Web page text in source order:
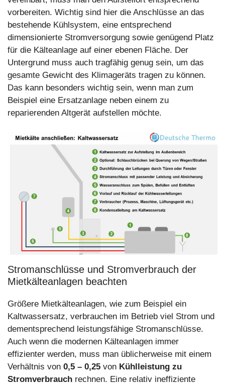
vorbereiten. Wichtig sind hier die Anschlüsse an das
bestehende Kühlsystem, eine entsprechend
dimensionierte Stromversorgung sowie genügend Platz
für die Kälteanlage auf einer ebenen Fläche. Der
Untergrund muss auch tragfähig genug sein, um das
gesamte Gewicht des Klimageräts tragen zu können.
Das kann besonders wichtig sein, wenn man zum
Beispiel eine Ersatzanlage neben einem zu
reparierenden Altgerät aufstellen möchte.
Stromanschlüsse und Stromverbrauch der
Mietkälteanlagen beachten
Größere Mietkälteanlagen, wie zum Beispiel ein
Kaltwassersatz, verbrauchen im Betrieb viel Strom und
dementsprechend leistungsfähige Stromanschlüsse.
Auch wenn die modernen Kälteanlagen immer
effizienter werden, muss man üblicherweise mit einem
Verhältnis von 0,5 – 0,25 von Kühlleistung zu
Stromverbrauch rechnen. Eine relativ ineffiziente